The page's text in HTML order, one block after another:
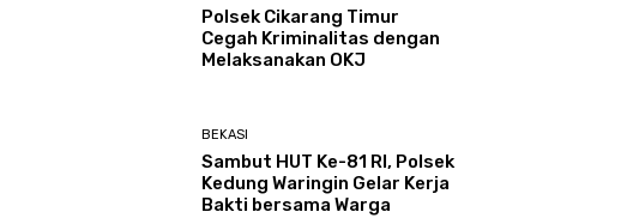
Polsek Cikarang Timur
Cegah Kriminalitas dengan
Melaksanakan OKJ
BEKASI
Sambut HUT Ke-81 RI, Polsek
Kedung Waringin Gelar Kerja
Bakti bersama Warga